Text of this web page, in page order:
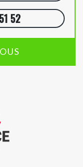
52